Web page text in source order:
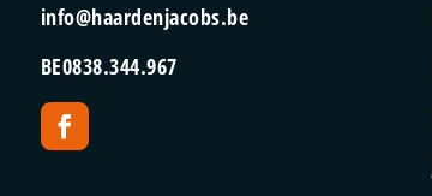
info@haardenjacobs.be
BE0838.344.967